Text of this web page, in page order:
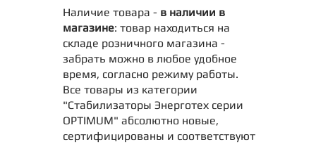
Наличие товара - в наличии в
магазине: товар находиться на
складе розничного магазина -
забрать можно в любое удобное
время, согласно режиму работы.
Все товары из категории
"Стабилизаторы Энерготех серии
OPTIMUM" абсолютно новые,
сертифицированы и соответствуют